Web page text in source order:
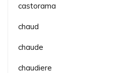
castorama
chaud
chaude
chaudiere